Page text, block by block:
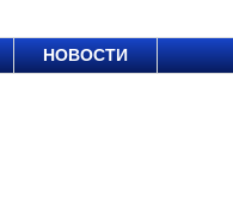
НОВОСТИ